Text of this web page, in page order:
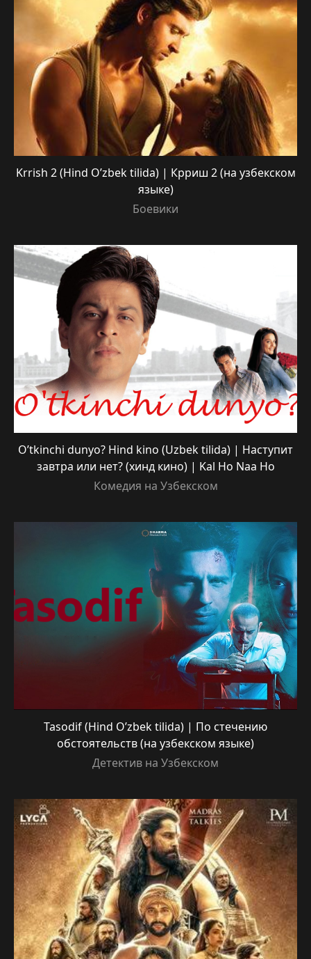
Krrish 2 (Hind O’zbek tilida) | Крриш 2 (на узбекском
языке)
Боевики
O’tkinchi dunyo? Hind kino (Uzbek tilida) | Наступит
завтра или нет? (хинд кино) | Kal Ho Naa Ho
Комедия на Узбекском
Tasodif (Hind O’zbek tilida) | По стечению
обстоятельств (на узбекском языке)
Детектив на Узбекском